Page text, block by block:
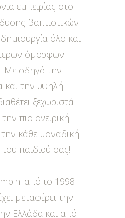
εμπειρίας στο
βαπτιστικών
όλο και
όμορφων
Με οδηγό την
και την υψηλή
ξεχωριστά
πιο ονειρική
κάθε μοναδική
παιδιού σας!
από το 1998
μεταφέρει την
Ελλάδα και από